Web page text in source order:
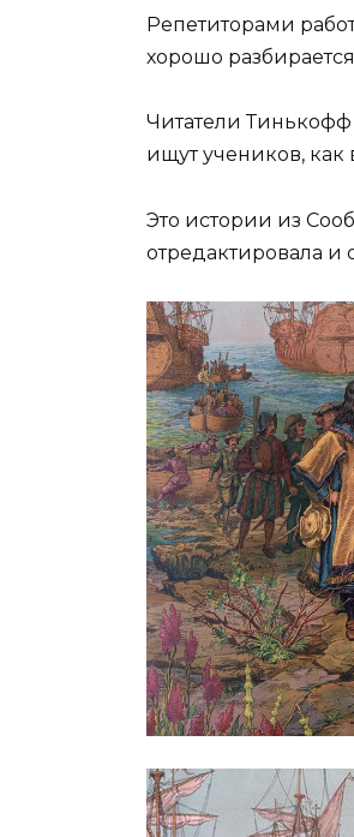
Репетиторами
хорошо
Читатели
ищут учеников, как
Это истории из
отредактировала и